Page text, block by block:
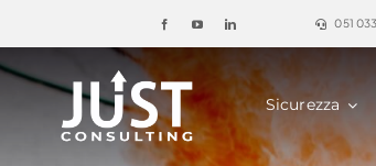
al
contenuto
051
Sicurezza